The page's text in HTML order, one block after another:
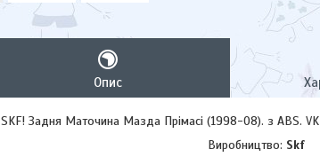
Опис
SKF! Задня Маточина Мазда Прімасі (1998-08). з ABS.
Виробництво: Skf